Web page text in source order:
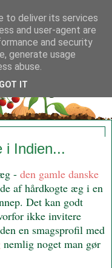
i Indien...
- den gamle danske
af hårdkogte æg i en
Det kan godt
ikke invitere
en smagsprofil med
nemlig noget man gør
to deliver its services
and user-agent are
and security
generate usage
abuse.
GOT IT